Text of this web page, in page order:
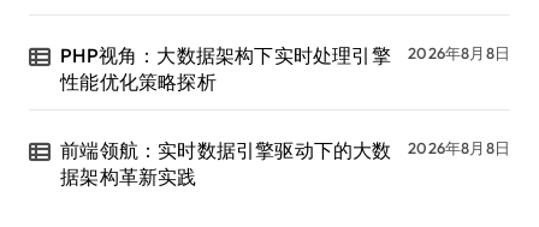
PHP视角：大数据架构下实时处理引擎
性能优化策略探析
2026年8月8日
前端领航：实时数据引擎驱动下的大数
据架构革新实践
2026年8月8日